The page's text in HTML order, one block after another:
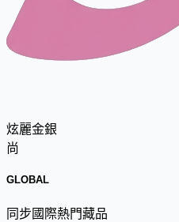
炫麗金銀
尚
GLOBAL
同步國際熱門藏品